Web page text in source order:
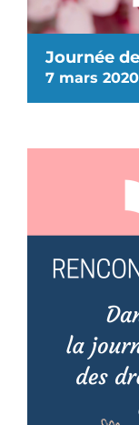
Journée
7 mars